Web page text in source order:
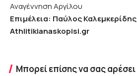
Αναγέννηση Αργίλου
Επιμέλεια: Παύλος Καλεμκερίδης
Athlitikianaskopisi.gr
Μπορεί επίσης να σας αρέσει